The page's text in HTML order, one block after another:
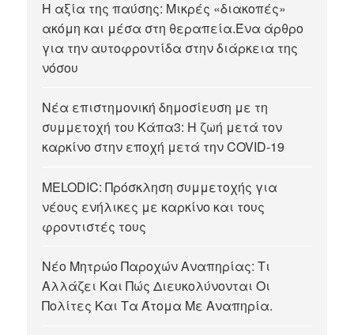
Η αξία της παύσης: Μικρές «διακοπές»
ακόμη και μέσα στη θεραπεία.Ένα άρθρο
για την αυτοφροντίδα στην διάρκεια της
νόσου
Νέα επιστημονική δημοσίευση με τη
συμμετοχή του Κάπα3: Η ζωή μετά τον
καρκίνο στην εποχή μετά την COVID-19
MELODIC: Πρόσκληση συμμετοχής για
νέους ενήλικες με καρκίνο και τους
φροντιστές τους
Νέο Μητρώο Παροχών Αναπηρίας: Τι
Αλλάζει Και Πώς Διευκολύνονται Οι
Πολίτες Και Τα Άτομα Με Αναπηρία.